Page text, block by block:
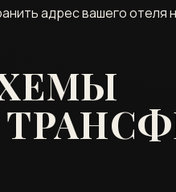
адрес вашего отеля